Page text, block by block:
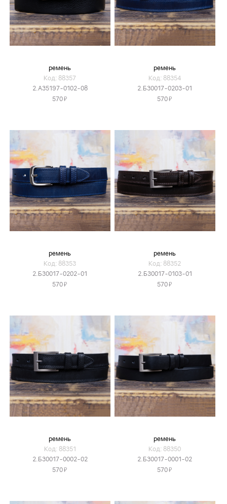
ремень
Код: 88357
2.А35197-0102-08
570Я
ремень
Код: 88354
2.Б30017-0203-01
570Я
ремень
Код: 88353
2.Б30017-0202-01
570Я
ремень
Код: 88352
2.Б30017-0103-01
570Я
ремень
Код: 88351
2.Б30017-0002-02
570Я
ремень
Код: 88350
2.Б30017-0001-02
570Я